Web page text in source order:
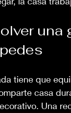
tiene que
casa
Una